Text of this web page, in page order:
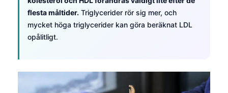
flesta måltider. Triglycerider rör sig mer, och
mycket höga triglycerider kan göra beräknat LDL
opålitligt.